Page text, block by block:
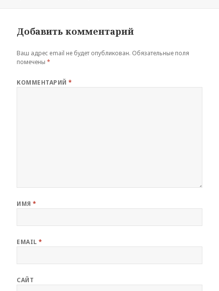
Добавить комментарий
Ваш адрес email не будет опубликован. Обязательные поля
помечены*
КОММЕНТАРИЙ*
ИМЯ*
EMAIL*
САЙТ